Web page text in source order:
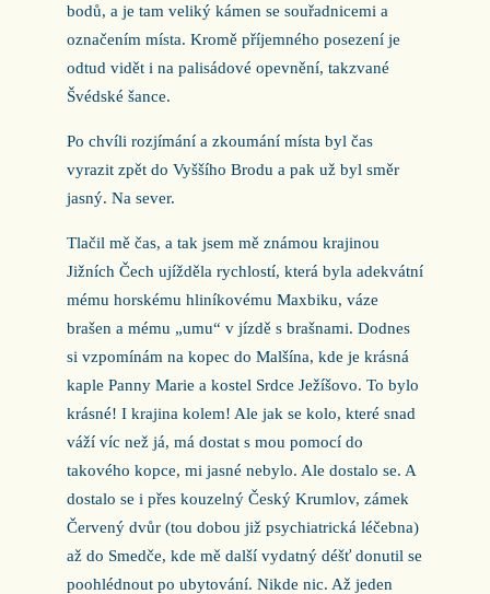
bodů, a je tam veliký kámen se souřadnicemi a
označením místa. Kromě příjemného posezení je
odtud vidět i na palisádové opevnění, takzvané
Švédské šance.
Po chvíli rozjímání a zkoumání místa byl čas
vyrazit zpět do Vyššího Brodu a pak už byl směr
jasný. Na sever.
Tlačil mě čas, a tak jsem mě známou krajinou
Jižních Čech ujížděla rychlostí, která byla adekvátní
mému horskému hliníkovému Maxbiku, váze
brašen a mému „umu“ v jízdě s brašnami. Dodnes
si vzpomínám na kopec do Malšína, kde je krásná
kaple Panny Marie a kostel Srdce Ježíšovo. To bylo
krásné! I krajina kolem! Ale jak se kolo, které snad
váží víc než já, má dostat s mou pomocí do
takového kopce, mi jasné nebylo. Ale dostalo se. A
dostalo se i přes kouzelný Český Krumlov, zámek
Červený dvůr (tou dobou již psychiatrická léčebna)
až do Smedče, kde mě další vydatný déšť donutil se
poohlédnout po ubytování. Nikde nic. Až jeden